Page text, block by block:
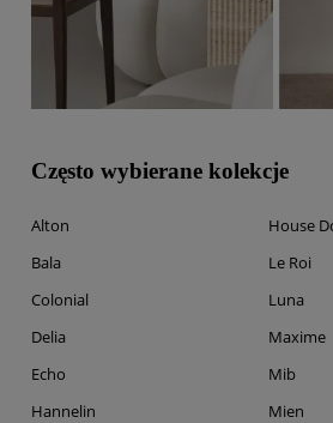
Często wybierane kolekcje
Alton
Bala
Colonial
Delia
Echo
Hannelin
House
Le Roi
Luna
Maxime
Mib
Mien